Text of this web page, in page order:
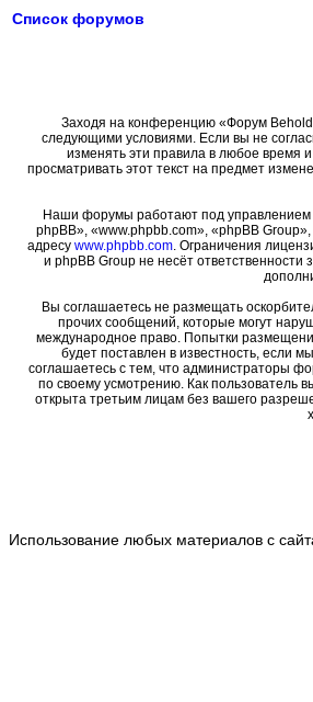
Список форумов
Заходя на конференцию «Форум
следующими условиями. Если вы не
изменять эти правила в любое время
просматривать этот текст на предмет
Наши форумы работают под управлением
phpBB», «www.phpbb.com», «phpBB
адресу www.phpbb.com. Ограничения
и phpBB Group не несёт
Вы соглашаетесь не размещать
прочих сообщений, которые могут
международное право. Попытки
будет поставлен в известность, если
соглашаетесь с тем, что администраторы
по своему усмотрению. Как пользователь
открыта третьим лицам без вашего
Использование любых материалов с